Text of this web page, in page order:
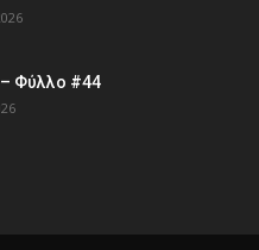
– Φύλλο #44